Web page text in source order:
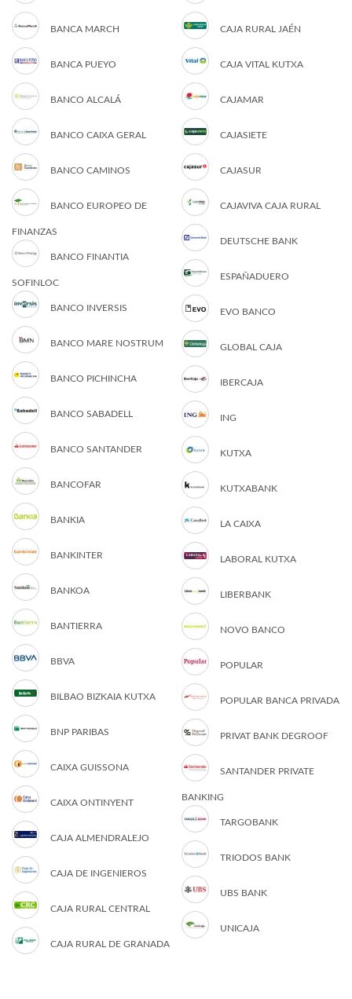
BANCA MARCH
BANCA PUEYO
BANCO ALCALÁ
BANCO CAIXA GERAL
BANCO CAMINOS
BANCO EUROPEO DE
FINANZAS
BANCO FINANTIA
SOFINLOC
BANCO INVERSIS
BANCO MARE NOSTRUM
BANCO PICHINCHA
BANCO SABADELL
BANCO SANTANDER
BANCOFAR
BANKIA
BANKINTER
BANKOA
BANTIERRA
BBVA
BILBAO BIZKAIA KUTXA
BNP PARIBAS
CAIXA GUISSONA
CAIXA ONTINYENT
CAJA ALMENDRALEJO
CAJA DE INGENIEROS
CAJA RURAL CENTRAL
CAJA RURAL DE GRANADA
CAJA RURAL JAÉN
CAJA VITAL KUTXA
CAJAMAR
CAJASIETE
CAJASUR
CAJAVIVA CAJA RURAL
DEUTSCHE BANK
ESPAÑADUERO
EVO BANCO
GLOBAL CAJA
IBERCAJA
ING
KUTXA
KUTXABANK
LA CAIXA
LABORAL KUTXA
LIBERBANK
NOVO BANCO
POPULAR
POPULAR BANCA PRIVADA
PRIVAT BANK DEGROOF
SANTANDER PRIVATE
BANKING
TARGOBANK
TRIODOS BANK
UBS BANK
UNICAJA